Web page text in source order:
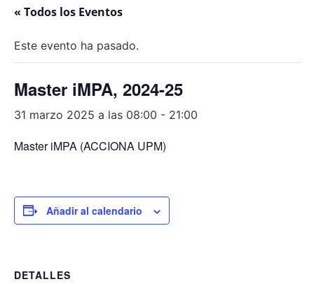
« Todos los Eventos
Este evento ha pasado.
Master iMPA, 2024-25
31 marzo 2025 a las 08:00 - 21:00
Master iMPA (ACCIONA UPM)
Añadir al calendario
DETALLES